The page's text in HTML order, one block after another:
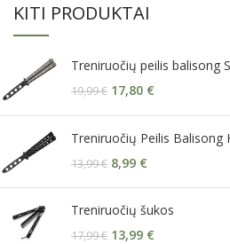
KITI PRODUKTAI
Treniruočių peilis balisong
19,99€ 17,80 €
Treniruočių Peilis Balisong
13,99€ 8,99 €
Treniruočių šukos
17,99€ 13,99 €